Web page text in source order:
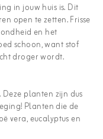
in jouw huis is. Dit
open te zetten. Frisse
en het
schoon, want stof
droger wordt.
planten zijn dus
Planten die de
vera, eucalyptus en